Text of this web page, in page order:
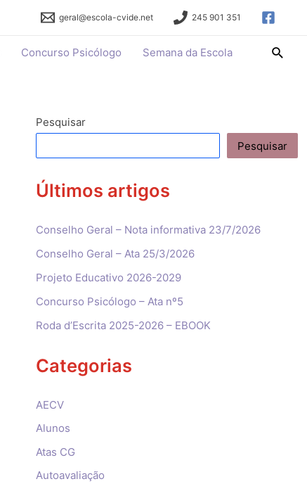
geral@escola-cvide.net 245 901 351
Concurso Psicólogo Semana da Escola
Pesquisar
Pesquisar
Últimos artigos
Conselho Geral – Nota informativa 23/7/2026
Conselho Geral – Ata 25/3/2026
Projeto Educativo 2026-2029
Concurso Psicólogo – Ata nº5
Roda d’Escrita 2025-2026 – EBOOK
Categorias
AECV
Alunos
Atas CG
Autoavaliação